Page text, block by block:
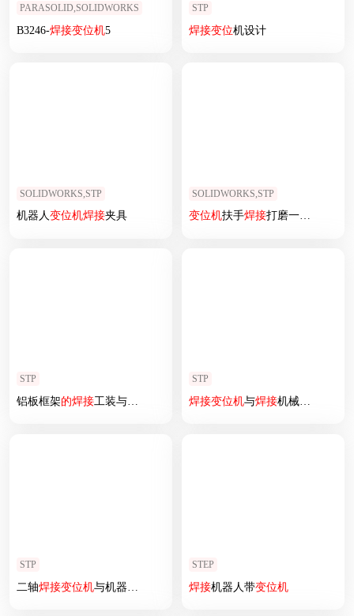
PARASOLID,SOLIDWORKS
B3246-焊接变位机5
STP
焊接变位机设计
SOLIDWORKS,STP
机器人变位机焊接夹具
SOLIDWORKS,STP
变位机扶手焊接打磨一体
STP
铝板框架的焊接工装与变位
STP
焊接变位机与焊接机械手组合模拟
STP
二轴焊接变位机与机器人配合 设计
STEP
焊接机器人带变位机